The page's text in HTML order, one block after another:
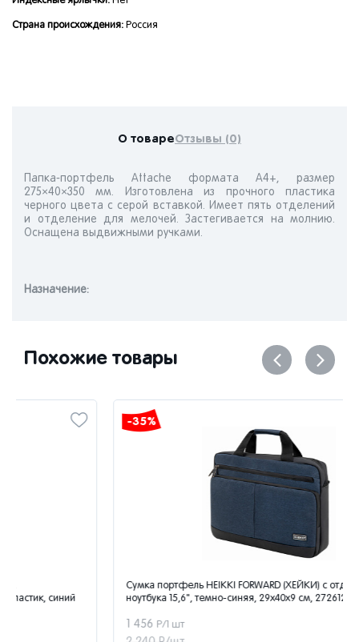
Страна происхождения: Россия
О товареОтзывы (0)
Папка-портфель Attache формата А4+, размер
275×40×350 мм. Изготовлена из прочного пластика
черного цвета с серой вставкой. Имеет пять отделений
и отделение для мелочей. Застегивается на молнию.
Оснащена выдвижными ручками.
Назначениe:
Похожие товары
Сумка портфель HEIKKI FORWARD (ХЕЙКИ) с отделением для
ноутбука 15,6", темно-синяя, 29х40х9 см, 272612